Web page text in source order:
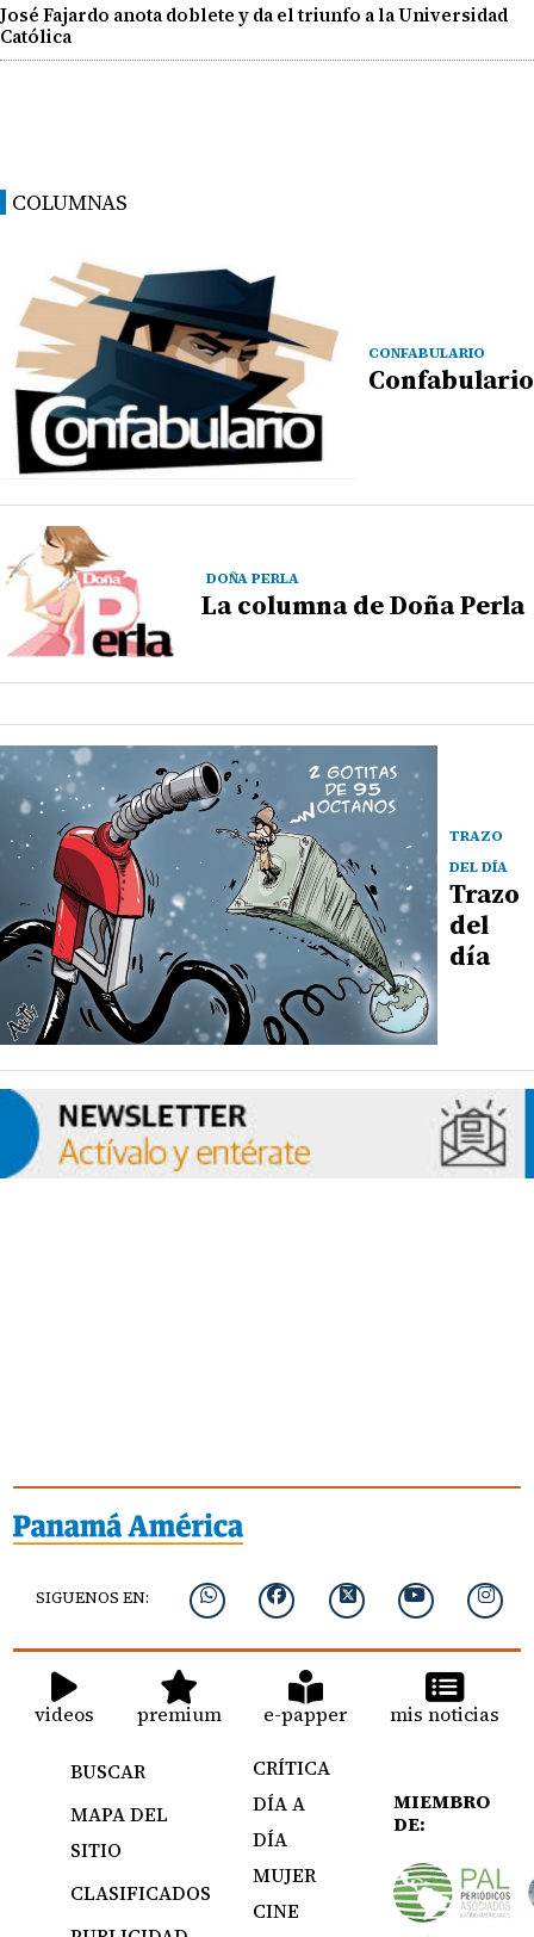
José Fajardo anota doblete y da el triunfo a la Universidad
Católica
COLUMNAS
CONFABULARIO
Confabulario
DOÑA PERLA
La columna de Doña Perla
TRAZO
DEL DÍA
Trazo
del
día
SIGUENOS EN:
videos premium e-papper mis noticias
BUSCAR
MAPA DEL
SITIO
CLASIFICADOS
CRÍTICA
DÍA A
DÍA
MUJER
CINE
MIEMBRO
DE: